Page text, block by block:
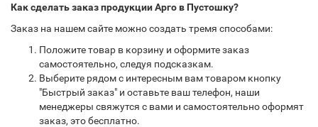
Как сделать заказ продукции Арго в Пустошку?
Заказ на нашем сайте можно создать тремя способами:
Положите товар в корзину и оформите заказ
самостоятельно, следуя подсказкам.
Выберите рядом с интересным вам товаром кнопку
"Быстрый заказ" и оставьте ваш телефон, наши
менеджеры свяжутся с вами и самостоятельно оформят
заказ, это бесплатно.